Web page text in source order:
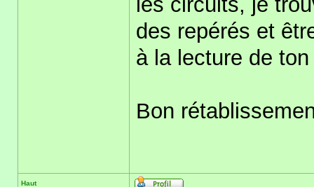
des repérés et
à la lecture de
Bon
Haut